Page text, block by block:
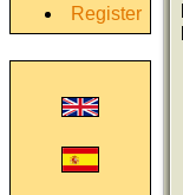
Register